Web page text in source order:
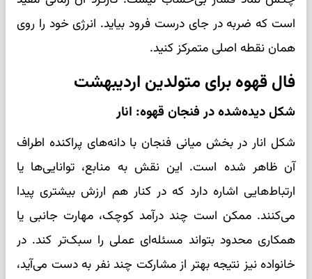
است که ضربه در جای درست فرود بیاید. انرژی خود را روی
همان نقطه اصلی متمرکز کنید.
فال قهوه برای متولدین اردیبهشت
شکل دیده‌شده در فنجان قهوه: انار
شکل انار در بخش میانی فنجان با دانه‌های پراکنده اطراف
آن ظاهر شده است. این نقش به منابع، توانایی‌ها یا
ارتباط‌هایی اشاره دارد که در کنار هم ارزش بیشتری پیدا
می‌کنند. ممکن است چند درآمد کوچک، مهارت جانبی یا
همکاری محدود بتواند مسئله‌ای عملی را سبک‌تر کند. در
خانواده نیز نتیجه بهتر از مشارکت چند نفر به دست می‌آید،